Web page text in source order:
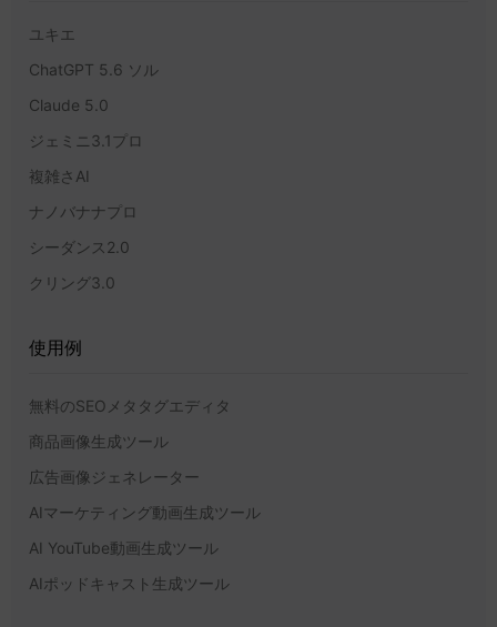
ユキエ
ChatGPT 5.6 ソル
Claude 5.0
ジェミニ3.1プロ
複雑さAI
ナノバナナプロ
シーダンス2.0
クリング3.0
使用例
無料のSEOメタタグエディタ
商品画像生成ツール
広告画像ジェネレーター
AIマーケティング動画生成ツール
AI YouTube動画生成ツール
AIポッドキャスト生成ツール